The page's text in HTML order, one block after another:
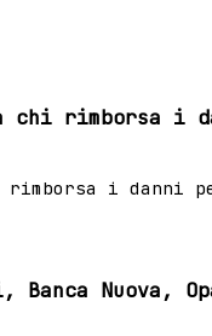
rimborsa i
i danni
Nuova,